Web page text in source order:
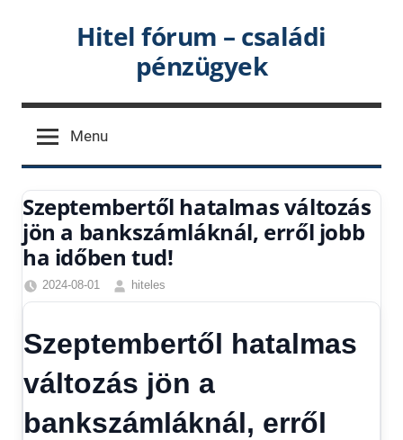
Hitel fórum – családi
pénzügyek
Menu
Szeptembertől hatalmas változás
jön a bankszámláknál, erről jobb
ha időben tud!
2024-08-01
hiteles
Egyéb,
hírek,
Hírek,
1
Szeptembertől hatalmas
változás jön a
bankszámláknál, erről